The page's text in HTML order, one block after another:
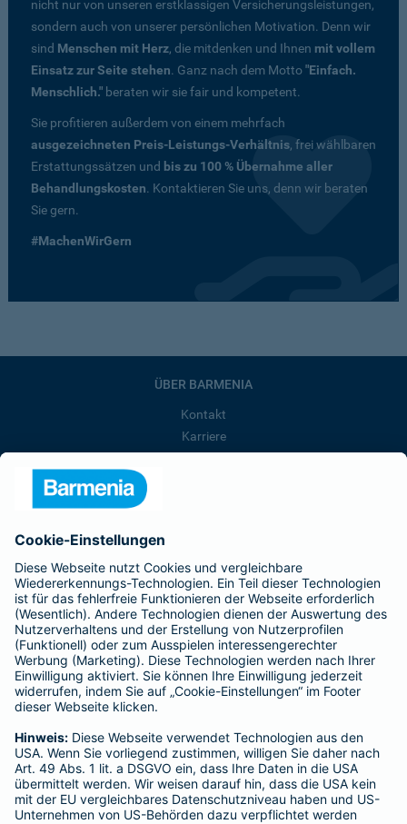
nicht nur von unseren erstklassigen Versicherungsleistungen,
sondern auch von unserer persönlichen Motivation. Denn wir
sind Menschen mit Herz, die mitdenken und Ihnen mit vollem
Einsatz zur Seite stehen. Ganz nach dem Motto"Einfach.
Menschlich." beraten wir sie fair und kompetent.
Sie profitieren außerdem von einem mehrfach
ausgezeichneten Preis-Leistungs-Verhältnis, frei wählbaren
Erstattungssätzen und bis zu 100 % Übernahme aller
Behandlungskosten. Kontaktieren Sie uns, denn wir beraten
Sie gern.
#MachenWirGern
ÜBER BARMENIA
Kontakt
Karriere
Barmenia ist Teil der BarmeniaGothaer
BELIEBTE SEITEN
Kranken-Zusatzversicherung
Tierversicherungen
Haftpflichtversicherung
Hausratversicherung
Adresse ändern
Schaden melden
Kilometerstandsmeldung
Serviceübersicht